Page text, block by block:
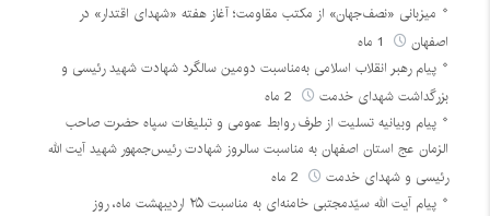
میزبانی «نصف‌جهان» از مکتب مقاومت؛ آغاز هفته «شهدای اقتدار» در
اصفهان
پیام رهبر انقلاب اسلامی به‌مناسبت دومین سالگرد شهادت شهید رئیسی و
بزرگداشت شهدای خدمت
پیام وبیانیه تسلیت از طرف روابط عمومی و تبلیغات سپاه حضرت صاحب
الزمان عج استان اصفهان به مناسبت سالروز شهادت رئیس‌جمهور شهید آیت الله
رئیسی و شهدای خدمت
پیام آیت الله سیّدمجتبی خامنه‌ای به مناسبت ۲۵ اردیبهشت ماه، روز